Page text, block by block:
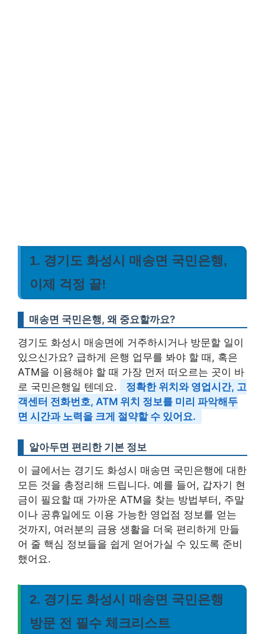
1. 경기도 화성시 매송면 국민은행,
이제 걱정 끝!
매송면 국민은행, 왜 중요할까요?
경기도 화성시 매송면에 거주하시거나 방문할 일이
있으신가요? 급하게 은행 업무를 봐야 할 때, 혹은
ATM을 이용해야 할 때 가장 먼저 떠오르는 곳이 바
로 국민은행일 텐데요.
정확한 위치와 영업시간, 고
객센터 전화번호, ATM 위치 정보를 미리 파악해두
면 시간과 노력을 크게 절약할 수 있어요.
알아두면 편리한 기본 정보
이 글에서는 경기도 화성시 매송면 국민은행에 대한
모든 것을 총정리해 드립니다. 예를 들어, 갑자기 현
금이 필요할 때 가까운 ATM을 찾는 방법부터, 주말
이나 공휴일에도 이용 가능한 영업점 정보를 얻는
것까지, 여러분의 금융 생활을 더욱 편리하게 만들
어 줄 핵심 정보들을 쉽게 얻어가실 수 있도록 준비
했어요.
2. 경기도 화성시 매송면 국민은행
방문 전 필수 체크리스트